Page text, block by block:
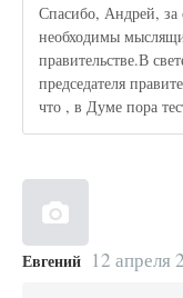
Спасибо, Андрей, за
необходимы
правительстве.В
председателя
что , в Думе пора
Евгений 12 апреля